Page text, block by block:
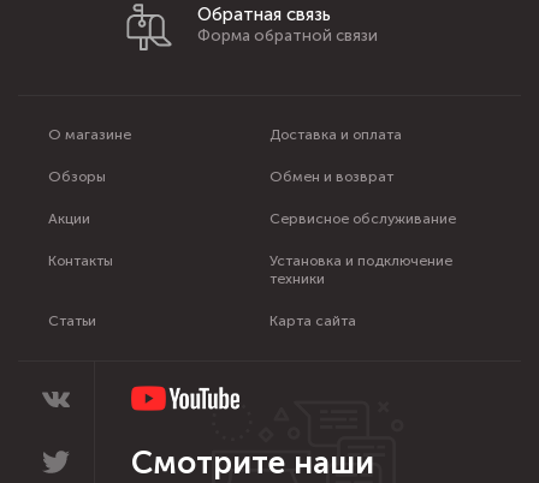
О магазине Доставка и оплата
Обзоры Обмен и возврат
Акции Сервисное обслуживание
Контакты
Установка и подключение
техники
Статьи Карта сайта
Обратная связь
Форма обратной связи
Смотрите наши